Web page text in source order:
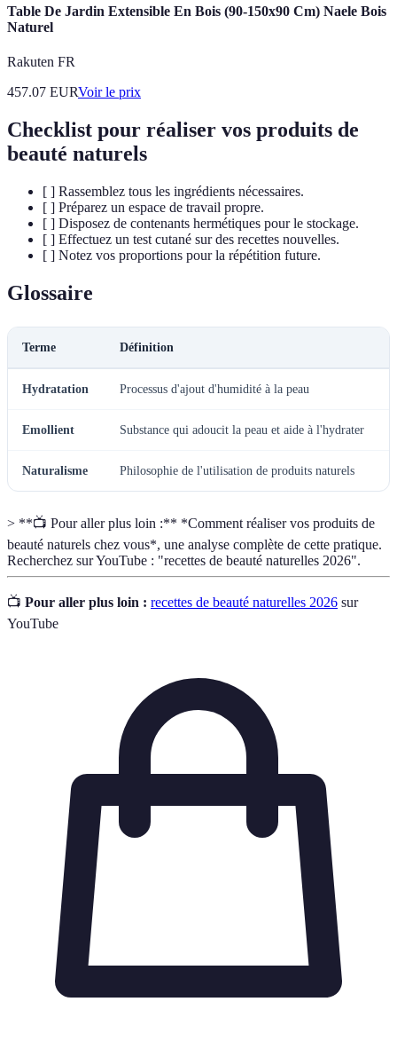
Table De Jardin Extensible En Bois (90-150x90 Cm) Naele Bois
Naturel
Rakuten FR
457.07 EURVoir le prix
Checklist pour réaliser vos produits de
beauté naturels
[ ] Rassemblez tous les ingrédients nécessaires.
[ ] Préparez un espace de travail propre.
[ ] Disposez de contenants hermétiques pour le stockage.
[ ] Effectuez un test cutané sur des recettes nouvelles.
[ ] Notez vos proportions pour la répétition future.
Glossaire
Terme Définition
Hydratation Processus d'ajout d'humidité à la peau
Emollient Substance qui adoucit la peau et aide à l'hydrater
Naturalisme Philosophie de l'utilisation de produits naturels
> **📺 Pour aller plus loin :** *Comment réaliser vos produits de
beauté naturels chez vous*, une analyse complète de cette pratique.
Recherchez sur YouTube : "recettes de beauté naturelles 2026".
📺 Pour aller plus loin : recettes de beauté naturelles 2026 sur
YouTube